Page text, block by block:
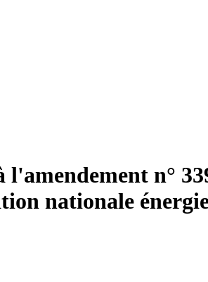
l'amendement n°
nationale